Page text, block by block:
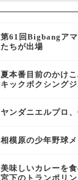
第61回Bigbangア
たちが出場
夏本番目前のかけ
キックボクシングジ
ヤンダニエルプロ
相模原の少年野球
美味しいカレーを
宮下のトランポリン